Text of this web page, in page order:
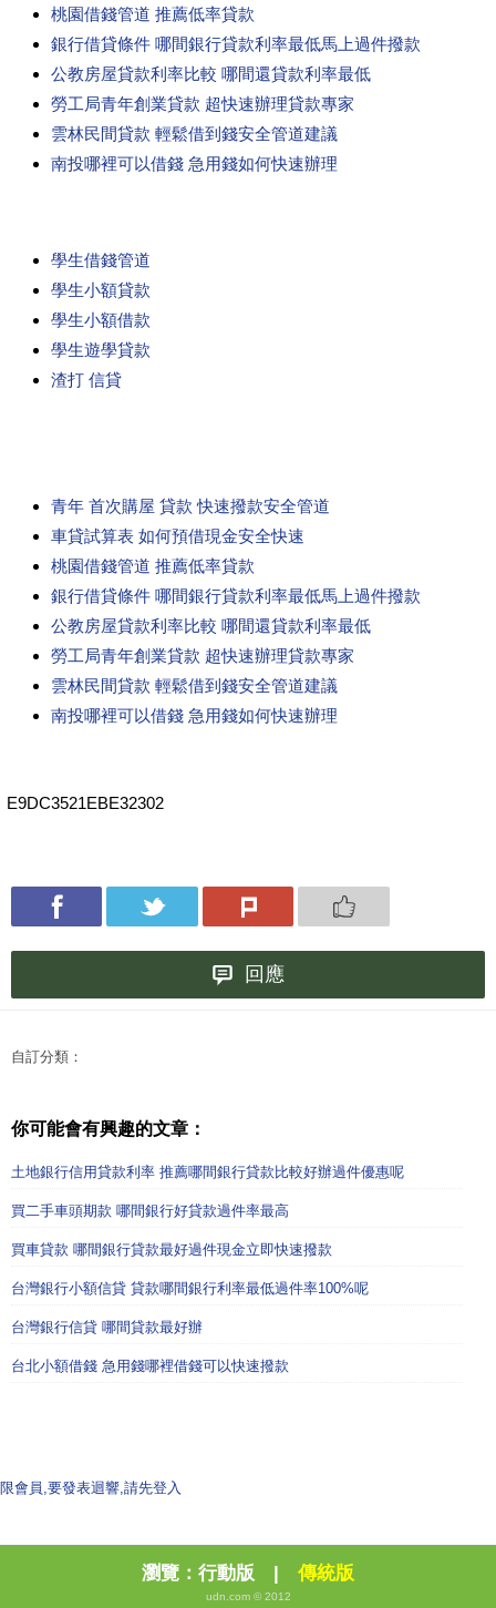
桃園借錢管道 推薦低率貸款
銀行借貸條件 哪間銀行貸款利率最低馬上過件撥款
公教房屋貸款利率比較 哪間還貸款利率最低
勞工局青年創業貸款 超快速辦理貸款專家
雲林民間貸款 輕鬆借到錢安全管道建議
南投哪裡可以借錢 急用錢如何快速辦理
學生借錢管道
學生小額貸款
學生小額借款
學生遊學貸款
渣打 信貸
青年 首次購屋 貸款 快速撥款安全管道
車貸試算表 如何預借現金安全快速
桃園借錢管道 推薦低率貸款
銀行借貸條件 哪間銀行貸款利率最低馬上過件撥款
公教房屋貸款利率比較 哪間還貸款利率最低
勞工局青年創業貸款 超快速辦理貸款專家
雲林民間貸款 輕鬆借到錢安全管道建議
南投哪裡可以借錢 急用錢如何快速辦理
E9DC3521EBE32302
回應
自訂分類：
你可能會有興趣的文章：
土地銀行信用貸款利率 推薦哪間銀行貸款比較好辦過件優惠呢
買二手車頭期款 哪間銀行好貸款過件率最高
買車貸款 哪間銀行貸款最好過件現金立即快速撥款
台灣銀行小額信貸 貸款哪間銀行利率最低過件率100%呢
台灣銀行信貸 哪間貸款最好辦
台北小額借錢 急用錢哪裡借錢可以快速撥款
限會員,要發表迴響,請先登入
瀏覽： 行動版 | 傳統版
udn.com © 2012